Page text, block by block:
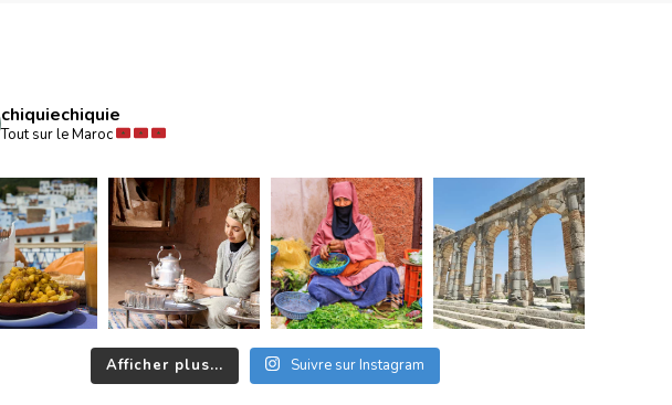
chiquiechiquie
Tout sur le Maroc
Afficher plus... Suivre sur Instagram